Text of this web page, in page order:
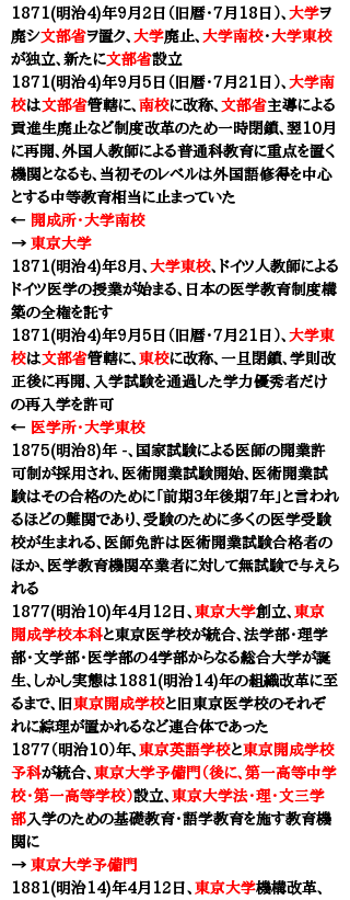
1871(明治4)年9月2日（旧暦・7月18日）、 大学ヲ
廃シ文部省ヲ置ク、 大学廃止、 大学南校・大学東校
が独立、新たに文部省設立
1871(明治4)年9月5日（旧暦・7月21日）、 大学南
校は文部省管轄に、 南校に改称、 文部省主導による
貢進生廃止など制度改革のため一時閉鎖、翌10月
に再開、外国人教師による普通科教育に重点を置く
機関となるも、当初そのレベルは外国語修得を中心
とする中等教育相当に止まっていた
← 開成所・大学南校
​→ 東京大学
1871(明治4)年8月、 大学東校、ドイツ人教師による
ドイツ医学の授業が始まる、日本の医学教育制度構
築の全権を託す
1871(明治4)年9月5日（旧暦・7月21日）、 大学東
校は文部省管轄に、 東校に改称、一旦閉鎖、学則改
正後に再開、入学試験を通過した学力優秀者だけ
の再入学を許可
← 医学所・大学東校
1875(明治8)年 -、 国家試験による医師の開業許
可制が採用され、 医術開業試験開始、 医術開業試
験はその合格のために「前期3年後期7年」と言われ
るほどの難関であり、受験のために多くの医学受験
校が生まれる、医師免許は医術開業試験合格者の
ほか、医学教育機関卒業者に対して無試験で与えら
れる
1877(明治10)年4月12日、 東京大学創立、 東京
開成学校本科と東京医学校が統合、法学部・理学
部・文学部・医学部の4学部からなる総合大学が誕
生、しかし実態は1881(明治14)年の組織改革に至
るまで、旧東京開成学校と旧東京医学校のそれぞ
れに綜理が置かれるなど連合体であった
1877（明治10）年、 東京英語学校と東京開成学校
予科が統合、 東京大学予備門（後に、第一高等中学
校・第一高等学校）設立、 東京大学法・理・文三学
部 入学のための基礎教育・語学教育を施す教育機
関に
​→ 東京大学予備門
1881(明治14)年4月12日、 東京大学機構改革、